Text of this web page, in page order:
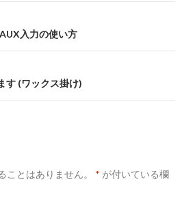
入力の使い方
す (ワックス掛け)
ことはありません。 * が付いている欄